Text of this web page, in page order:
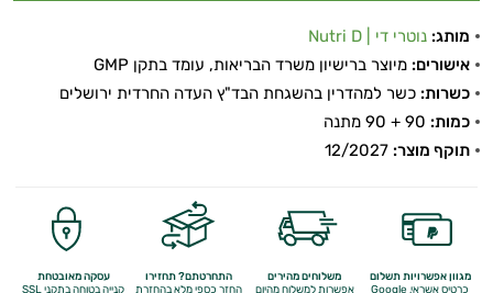
מותג: נוטרי די | Nutri D
אישורים: מיוצר ברישיון משרד הבריאות, עומד בתקן GMP
כשרות: כשר למהדרין בהשגחת הבד"ץ העדה החרדית ירושלים
כמות:
תוקף מוצר:
מגוון אפשרויות תשלום
כרטיס אשראי, Google
משלוחים מהירים
אפשרות למשלוח מהיום
התחרטתם? תחזירו
החזר כספי מלאבהחזרת
עסקה מאובטחת
קנייה בטוחה בתקני SSL